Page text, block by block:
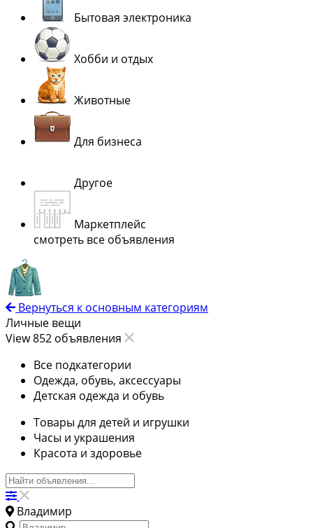
Бытовая электроника
Хобби и отдых
Животные
Для бизнеса
Другое
Маркетплейс
смотреть все объявления
Вернуться к основным категориям
Личные вещи
View 852 объявления
Все подкатегории
Одежда, обувь, аксессуары
Детская одежда и обувь
Товары для детей и игрушки
Часы и украшения
Красота и здоровье
Владимир